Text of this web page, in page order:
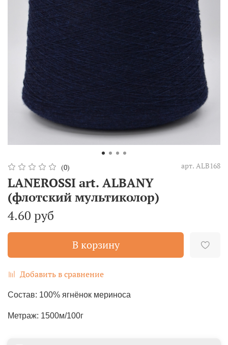
(0) арт. ALB168
LANEROSSI art. ALBANY
(флотский мультиколор)
4.60 руб
В корзину
Добавить в сравнение
Состав: 100% ягнёнок мериноса
Метраж: 1500м/100г